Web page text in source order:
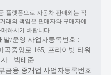
플랫폼으로 자동차 판매와는 직
래의 책임은 판매자와 구매자에
하시기 바랍니다.
/운영 사업자등록번호 :
곡중앙로 165, 프라이빗 타워
: 박태준
금융 중개업 사업자등록번호